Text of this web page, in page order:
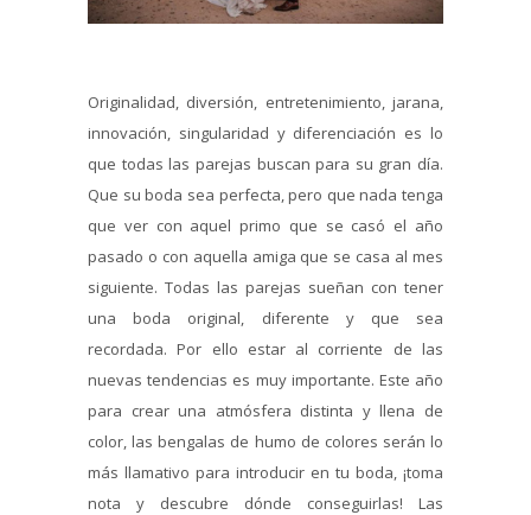
Originalidad, diversión, entretenimiento, jarana,
innovación, singularidad y diferenciación es lo
que todas las parejas buscan para su gran día.
Que su boda sea perfecta, pero que nada tenga
que ver con aquel primo que se casó el año
pasado o con aquella amiga que se casa al mes
siguiente. Todas las parejas sueñan con tener
una boda original, diferente y que sea
recordada. Por ello estar al corriente de las
nuevas tendencias es muy importante. Este año
para crear una atmósfera distinta y llena de
color, las bengalas de humo de colores serán lo
más llamativo para introducir en tu boda, ¡toma
nota y descubre dónde conseguirlas! Las